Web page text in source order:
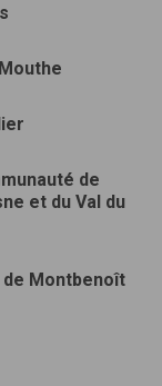
de
et du Val du
Montbenoît